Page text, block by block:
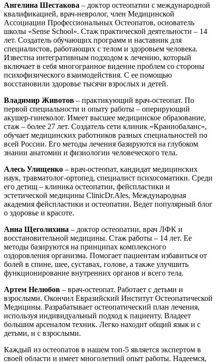
Ангелина Шестакова – доктор остеопатии с международной
квалификацией, врач-невролог, член Медицинской
Ассоциации Профессиональных Остеопатов, основатель
школы «Sense School». Стаж практической деятельности – 14
лет. Создатель обучающих программ и наставник для
специалистов, работающих с телом и здоровьем человека.
Известна интегративным подходом к лечению, который
включает в себя многогранное видение проблем со стороны
психофизического взаимодействия. С ее помощью
восстановили здоровье тысячи взрослых и детей.
Владимир Животов – практикующий врач-остеопат. По
первой специальности и опыту работы – оперирующий
акушер-гинеколог. Имеет высшее медицинское образование,
стаж – более 27 лет. Создатель сети клиник «Краниобаланс»,
обучает медицинских работников разных специальностей по
всей России. Его методы лечения базируются на глубоком
знании анатомии и физиологии человеческого тела.
Алесь Улищенко – врач-остеопат, кандидат медицинских
наук, травматолог-ортопед, специалист психосоматики. Среди
его детищ – клиника остеопатии, фейспластики и
эстетической медицины ClinicDr.Ales, Международная
академия фейспластики и остеопатии. Ведет популярный блог
о здоровье и красоте.
Анна Щеголихина – доктор остеопатии, врач ЛФК и
восстановительной медицины. Стаж работы – 14 лет. Ее
методы базируются на принципах комплексного
оздоровления организма. Помогает пациентам избавиться от
болей в спине, шее, суставах, голове, а также улучшить
функционирование внутренних органов и всего тела.
Артем Нелюбов – врач-остеопат. Работает с детьми и
взрослыми. Окончил Евразийский Институт Остеопатической
Медицины. Разрабатывает остеопатический план лечения,
используя индивидуальный подход к пациенту. Владеет
большим арсеналом техник. Легко находит общий язык и с
детьми, и с взрослыми.
Каждый из остеопатов в нашем топ-5 является экспертом в
своей области и имеет многолетний опыт работы. Надеемся,